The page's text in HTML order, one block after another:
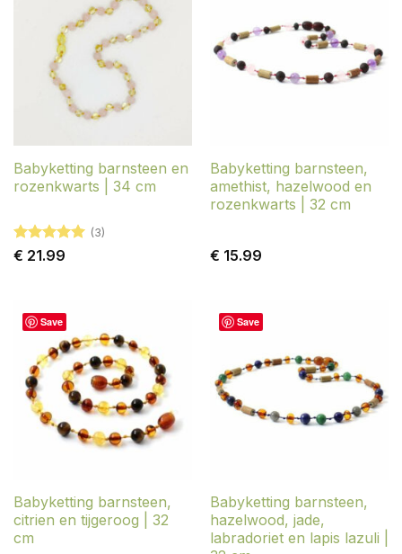
Babyketting barnsteen en
rozenkwarts | 34 cm
Gewaardeerd
(3)
€ 21.99
Babyketting barnsteen,
amethist, hazelwood en
rozenkwarts | 32 cm
€ 15.99
Save
Babyketting barnsteen,
citrien en tijgeroog | 32
cm
Save
Babyketting barnsteen,
hazelwood, jade,
labradoriet en lapis lazuli |